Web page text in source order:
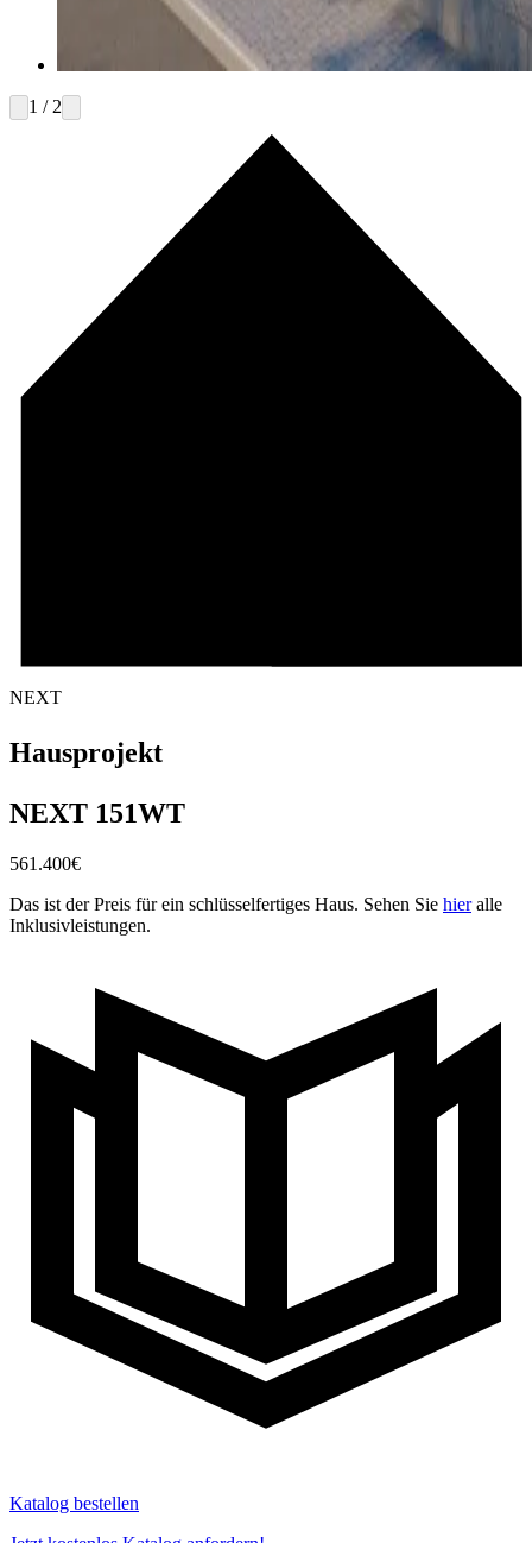
1 / 2
NEXT
Hausprojekt
NEXT 151WT
561.400€
Das ist der Preis für ein schlüsselfertiges Haus. Sehen Sie hieralle
Inklusivleistungen.
Katalog bestellen